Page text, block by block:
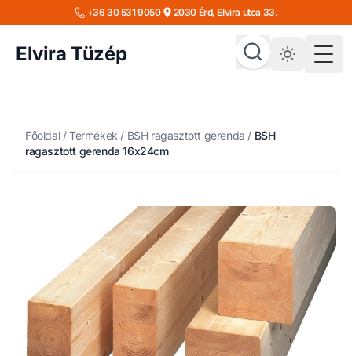
+36 30 531 9050 2030 Érd, Elvira utca 33.
Elvira Tüzép
Főoldal/Termékek / BSH ragasztott gerenda / BSH
ragasztott gerenda 16x24cm